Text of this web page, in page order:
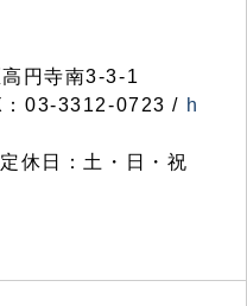
円寺南3-3-1
03-3312-0723 / h
休日：土・日・祝